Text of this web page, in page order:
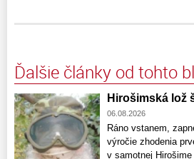
Ďalšie články od tohto
Hirošimská lož
06.08.2026
Ráno vstanem,
výročie zhodenia
v samotnej